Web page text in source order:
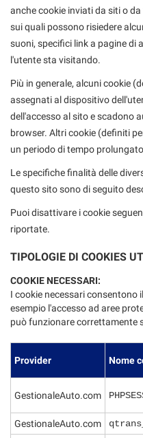
anche cookie inviati da siti o
sui quali possono risiedere
suoni, specifici link a pagine di
l'utente sta visitando.
Più in generale, alcuni cookie
assegnati al dispositivo
dell'accesso al sito e scadono
browser. Altri cookie (definiti
un periodo di tempo
Le specifiche finalità delle
questo sito sono di seguito
Puoi disattivare i cookie
riportate.
TIPOLOGIE DI COOKIES
COOKIE NECESSARI:
I cookie necessari
esempio l'accesso ad aree
può funzionare correttamente
Provider Nome
GestionaleAuto.com
GestionaleAuto.com